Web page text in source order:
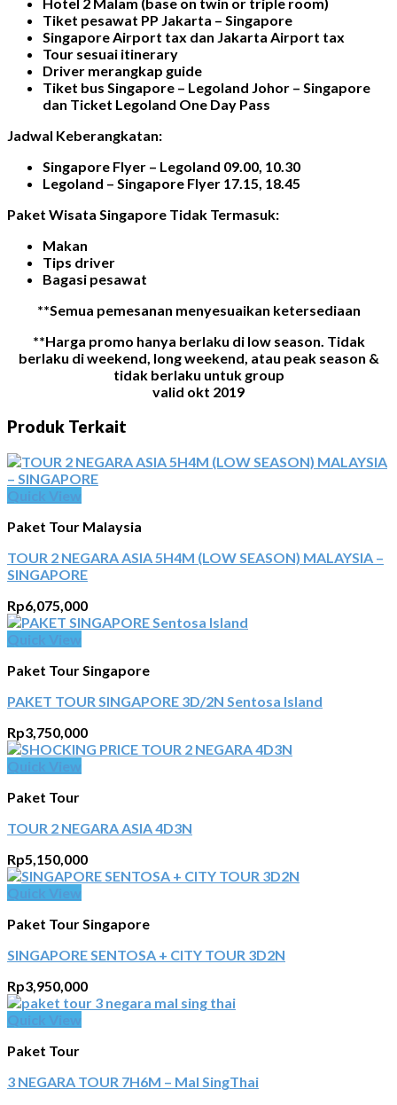
Tiket pesawat PP Jakarta – Singapore
Singapore Airport tax dan Jakarta Airport tax
Tour sesuai itinerary
Driver merangkap guide
Tiket bus Singapore – Legoland Johor – Singapore
dan Ticket Legoland One Day Pass
Jadwal Keberangkatan:
Singapore Flyer – Legoland 09.00, 10.30
Legoland – Singapore Flyer 17.15, 18.45
Paket Wisata Singapore Tidak Termasuk:
Makan
Tips driver
Bagasi pesawat
**Semua pemesanan menyesuaikan ketersediaan
**Harga promo hanya berlaku di low season. Tidak
berlaku di weekend, long weekend, atau peak season &
tidak berlaku untuk group
valid okt 2019
Produk Terkait
Paket Tour Malaysia
TOUR 2 NEGARA ASIA 5H4M (LOW SEASON) MALAYSIA –
SINGAPORE
Rp6,075,000
Paket Tour Singapore
PAKET TOUR SINGAPORE 3D/2N Sentosa Island
Rp3,750,000
Paket Tour
TOUR 2 NEGARA ASIA 4D3N
Rp5,150,000
Paket Tour Singapore
SINGAPORE SENTOSA + CITY TOUR 3D2N
Rp3,950,000
Paket Tour
3 NEGARA TOUR 7H6M – Mal SingThai